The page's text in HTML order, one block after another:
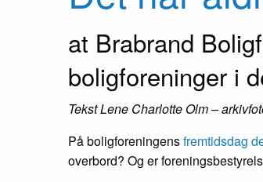
at Brabrand
boligforeninger i
Tekst Lene Charlotte Olm –
På boligforeningensfremtidsdag
overbord? Og er